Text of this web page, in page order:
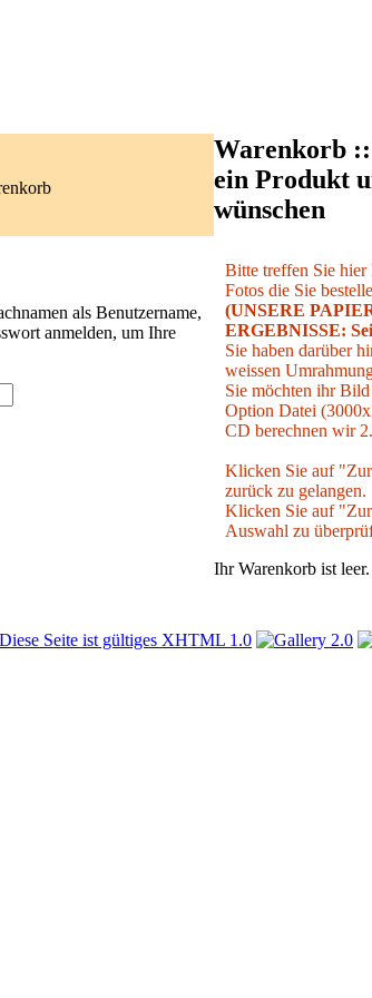
als Benutzername,
anmelden, um Ihre
Warenkorb
ein Produkt
wünschen
Bitte treffen Sie
Fotos die Sie
(UNSERE
ERGEBNISSE:
Sie haben darüber
weissen
Sie möchten ihr
Option Datei
CD berechnen wir
Klicken Sie auf
zurück zu gelangen.
Klicken Sie auf
Auswahl zu
Ihr Warenkorb ist leer.